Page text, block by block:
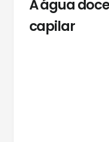
A água
capilar